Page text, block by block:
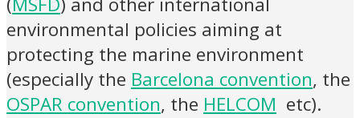
environmental policies aiming at
protecting the marine environment
(especially the Barcelona convention, the
OSPAR convention, the HELCOM etc).